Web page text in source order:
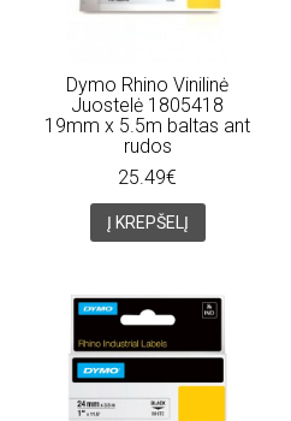
Dymo Rhino Vinilinė
Juostelė 1805418
19mm x 5.5m baltas ant
rudos
25.49€
Į KREPŠELĮ